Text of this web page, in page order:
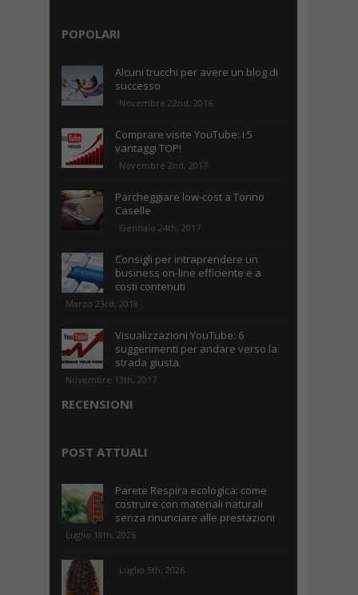
POPOLARI
Alcuni trucchi per avere un blog di
successo
Novembre 22nd, 2016
Comprare visite YouTube: i 5
vantaggi TOP!
Novembre 2nd, 2017
Parcheggiare low-cost a Torino
Caselle
Gennaio 24th, 2017
Consigli per intraprendere un
business on-line efficiente e a
costi contenuti
Marzo 23rd, 2018
Visualizzazioni YouTube: 6
suggerimenti per andare verso la
strada giusta.
Novembre 13th, 2017
RECENSIONI
POST ATTUALI
Parete Respira ecologica: come
costruire con materiali naturali
senza rinunciare alle prestazioni
Luglio 18th, 2026
Luglio 5th, 2026